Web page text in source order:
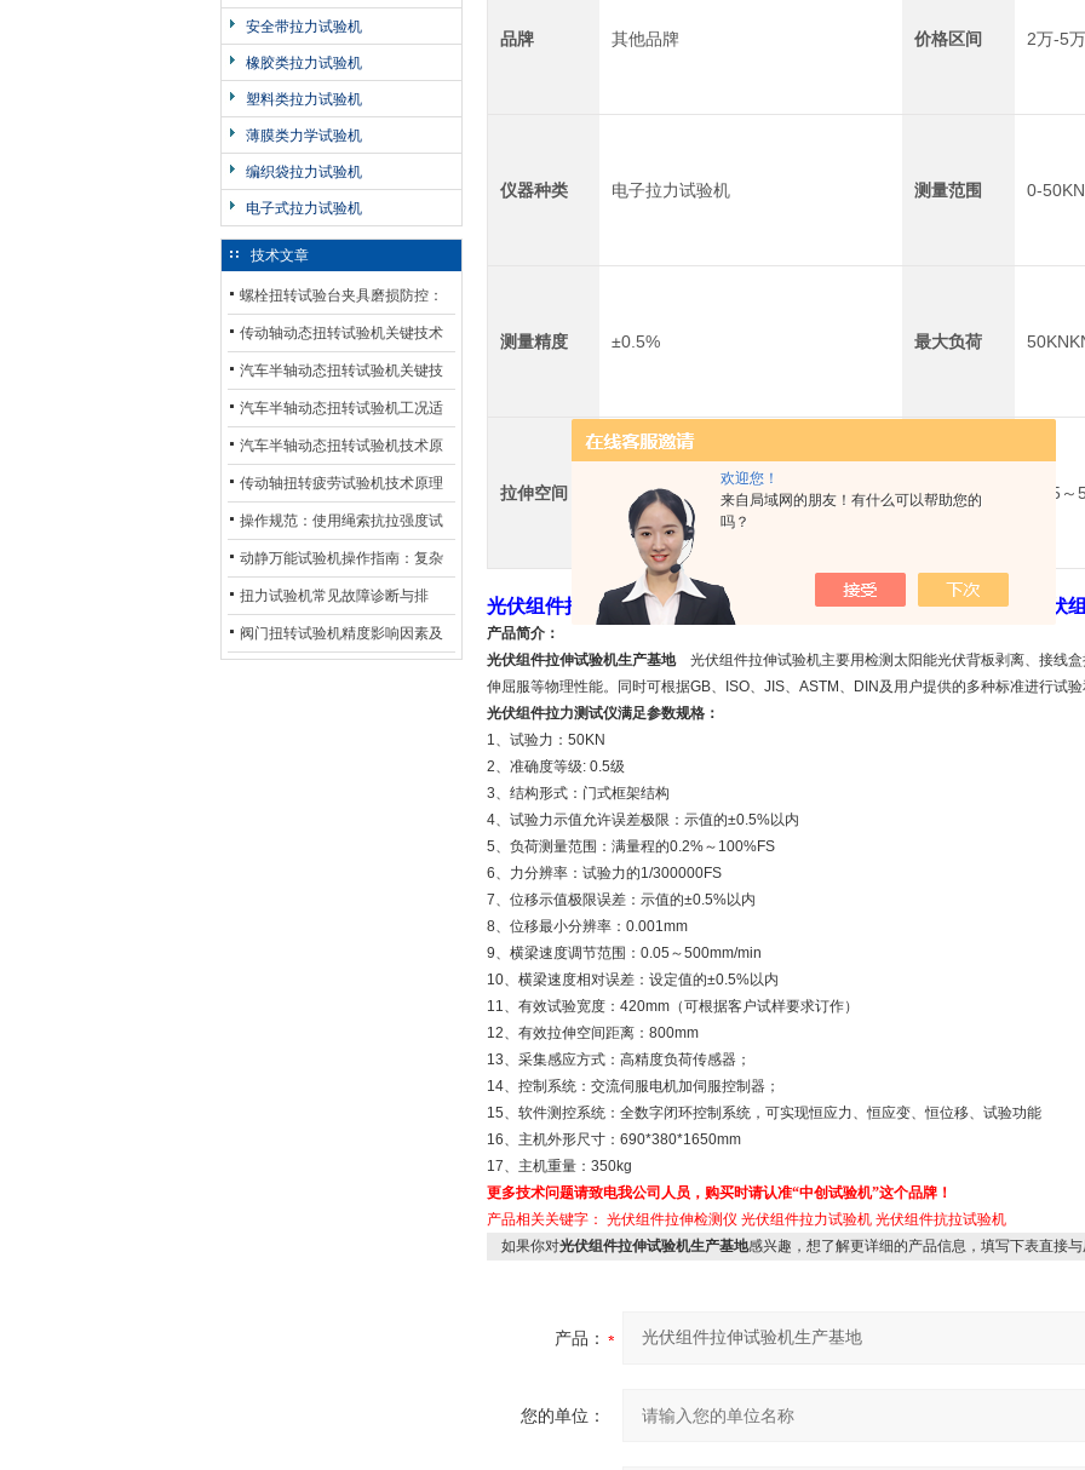
欢迎您！
来自局域网的朋友！有什么可以帮助您的
吗？
安全带拉力试验机
橡胶类拉力试验机
塑料类拉力试验机
薄膜类力学试验机
编织袋拉力试验机
电子式拉力试验机
技术文章
螺栓扭转试验台夹具磨损防控：
材质选型与表面处理的耐用性优
化
传动轴动态扭转试验机关键技术
及产业落地应用
汽车半轴动态扭转试验机关键技
术及产业落地应用
汽车半轴动态扭转试验机工况适
配与质控应用探析
汽车半轴动态扭转试验机技术原
理与行业应用
传动轴扭转疲劳试验机技术原理
与行业应用
操作规范：使用绳索抗拉强度试
验机的完整测试步骤
动静万能试验机操作指南：复杂
动态测试的标准化流程
扭力试验机常见故障诊断与排
除：从传感器信号异常到机械传
阀门扭转试验机精度影响因素及
品牌 其他品牌 价格区间 2万-5万
仪器种类 电子拉力试验机 测量范围 0-
测量精度 ±0.5% 最大负荷
拉伸空间 800mm?mm 拉伸速度 0.05
光伏组件拉伸试验机生产基地 、光伏组件拉力测试仪厂家直销、光伏
产品简介：
光伏组件拉伸试验机生产基地
光伏组件拉伸试验机主要用检测太阳能光伏背板剥离、接线
伸屈服等物理性能。同时可根据GB、ISO、JIS、ASTM、DIN及用户提供的多种标准进行试验
光伏组件拉力测试仪满足参数规格：
1、试验力：50KN
2、准确度等级: 0.5级
3、结构形式：门式框架结构
4、试验力示值允许误差极限：示值的±0.5%以内
5、负荷测量范围：满量程的0.2%～100%FS
6、力分辨率：试验力的1/300000FS
7、位移示值极限误差：示值的±0.5%以内
8、位移最小分辨率：0.001mm
9、横梁速度调节范围：0.05～500mm/min
10、横梁速度相对误差：设定值的±0.5%以内
11、有效试验宽度：420mm（可根据客户试样要求订作）
12、有效拉伸空间距离：800mm
13、采集感应方式：高精度负荷传感器；
14、控制系统：交流伺服电机加伺服控制器；
15、软件测控系统：全数字闭环控制系统，可实现恒应力、恒应变、恒位移、试验功能
16、主机外形尺寸：690*380*1650mm
17、主机重量：350kg
更多技术问题请致电我公司人员，购买时请认准“中创试验机”这个品牌！
产品相关关键字： 光伏组件拉伸检测仪 光伏组件拉力试验机 光伏组件抗拉试验机
如果你对光伏组件拉伸试验机生产基地感兴趣，想了解更详细的产品信息，填写下表直接与
产品：
您的单位：